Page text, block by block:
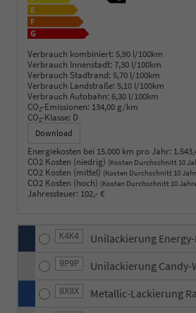
Verbrauch kombiniert: 5,90 l/100km
Verbrauch Innenstadt: 7,30 l/100km
Verbrauch Stadtrand: 5,70 l/100km
Verbrauch Landstraße: 5,10 l/100km
Verbrauch Autobahn: 6,30 l/100km
CO2-Emissionen: 134,00 g/km
CO2-Klasse: D
Download
Energiekosten bei 15.000 km pro Jahr:
CO2 Kosten (niedrig) (Kosten Durchschnitt 10
CO2 Kosten (mittel) (Kosten Durchschnitt 10
CO2 Kosten (hoch) (Kosten Durchschnitt 10
Jahressteuer: 102,- €
K4K4 Unilackierung
9P9P Unilackierung Candy-
8X8X Metallic-Lackierung